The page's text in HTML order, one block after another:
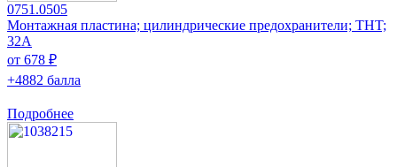
0751.0505
Монтажная пластина; цилиндрические предохранители; THT;
32А
от 678 ₽
+4882 балла
Подробнее